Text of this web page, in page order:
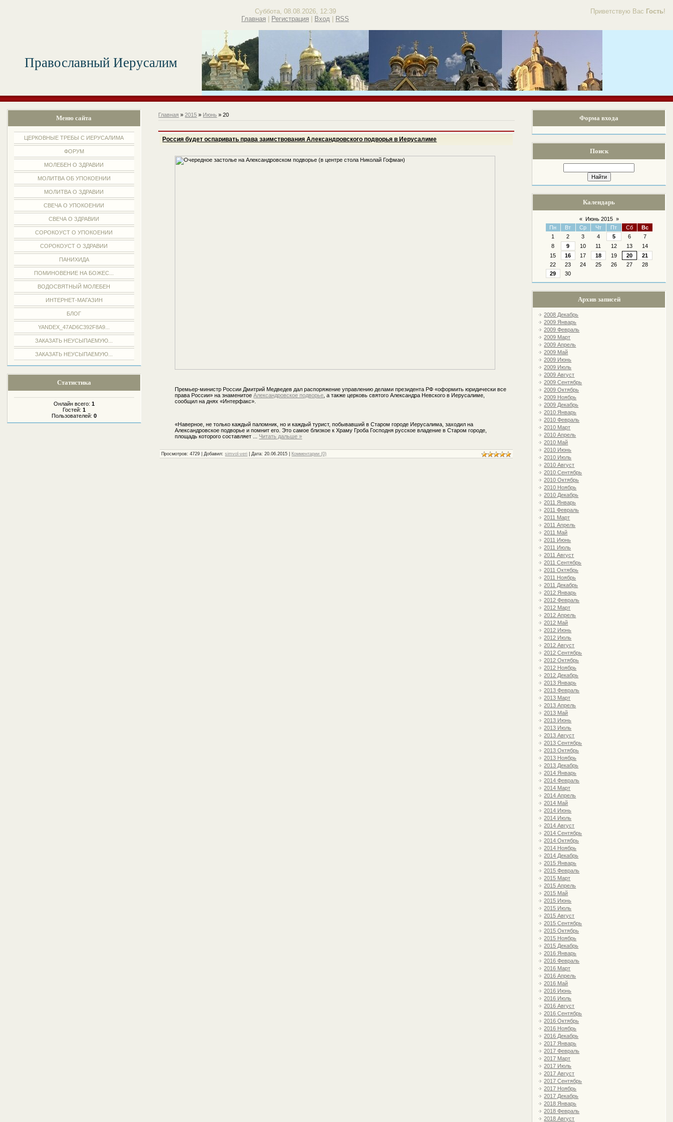
Приветствую Вас Гость!
Суббота, 08.08.2026, 12:39
Главная
Регистрация Вход RSS
Православный Иерусалим
Меню сайта
ЦЕРКОВНЫЕ ТРЕБЫ С ИЕРУСАЛИМА
ФОРУМ
МОЛЕБЕН О ЗДРАВИИ
МОЛИТВА ОБ УПОКОЕНИИ
МОЛИТВА О ЗДРАВИИ
СВЕЧА О УПОКОЕНИИ
СВЕЧА О ЗДРАВИИ
СОРОКОУСТ О УПОКОЕНИИ
СОРОКОУСТ О ЗДРАВИИ
ПАНИХИДА
ПОМИНОВЕНИЕ НА БОЖЕС...
ВОДОСВЯТНЫЙ МОЛЕБЕН
ИНТЕРНЕТ-МАГАЗИН
БЛОГ
YANDEX_47AD6C392F8A9...
ЗАКАЗАТЬ НЕУСЫПАЕМУЮ...
ЗАКАЗАТЬ НЕУСЫПАЕМУЮ...
Статистика
Онлайн всего: 1
Гостей: 1
Пользователей: 0
Форма входа
Поиск
Календарь
« Июнь 2015 »
Пн
Вт Ср Чт Пт Сб
Вс
1
2 3 4 5 6
7
8
9 10 11 12 13
14
15
16 17 18 19 20
21
22
23 24 25 26 27
28
29
30
Архив записей
2008 Декабрь
2009 Январь
2009 Февраль
2009 Март
2009 Апрель
2009 Май
2009 Июнь
2009 Июль
2009 Август
2009 Сентябрь
2009 Октябрь
2009 Ноябрь
2009 Декабрь
2010 Январь
2010 Февраль
2010 Март
2010 Апрель
2010 Май
2010 Июнь
2010 Июль
2010 Август
2010 Сентябрь
2010 Октябрь
2010 Ноябрь
2010 Декабрь
2011 Январь
2011 Февраль
2011 Март
2011 Апрель
2011 Май
2011 Июнь
2011 Июль
2011 Август
2011 Сентябрь
2011 Октябрь
2011 Ноябрь
2011 Декабрь
2012 Январь
2012 Февраль
2012 Март
2012 Апрель
2012 Май
2012 Июнь
2012 Июль
2012 Август
2012 Сентябрь
2012 Октябрь
2012 Ноябрь
2012 Декабрь
2013 Январь
2013 Февраль
2013 Март
2013 Апрель
2013 Май
2013 Июнь
2013 Июль
2013 Август
2013 Сентябрь
2013 Октябрь
2013 Ноябрь
2013 Декабрь
2014 Январь
2014 Февраль
2014 Март
2014 Апрель
2014 Май
2014 Июнь
2014 Июль
2014 Август
2014 Сентябрь
2014 Октябрь
2014 Ноябрь
2014 Декабрь
2015 Январь
2015 Февраль
2015 Март
2015 Апрель
2015 Май
2015 Июнь
2015 Июль
2015 Август
2015 Сентябрь
2015 Октябрь
2015 Ноябрь
2015 Декабрь
2016 Январь
2016 Февраль
2016 Март
2016 Апрель
2016 Май
2016 Июнь
2016 Июль
2016 Август
2016 Сентябрь
2016 Октябрь
2016 Ноябрь
2016 Декабрь
2017 Январь
2017 Февраль
2017 Март
2017 Июль
2017 Август
2017 Сентябрь
2017 Ноябрь
2017 Декабрь
2018 Январь
2018 Февраль
2018 Август
Главная »2015 » Июнь » 20
Россия будет оспаривать права заимствования Александровского подворья в Иерусалиме
Премьер-министр России Дмитрий Медведев дал распоряжение управлению делами президента РФ «оформить юридически все
права России» на знаменитоеАлександровское подворье , а также церковь святого Александра Невского в Иерусалиме,
сообщил на днях «Интерфакс».
«Наверное, не только каждый паломник, но и каждый турист, побывавший в Старом городе Иерусалима, заходил на
Александровское подворье и помнит его. Это самое близкое к Храму Гроба Господня русское владение в Старом городе,
площадь которого составляет
Читать дальше »
Просмотров: 4729 | Добавил:simvol-veri | Дата:20.06.2015 Комментарии (0)